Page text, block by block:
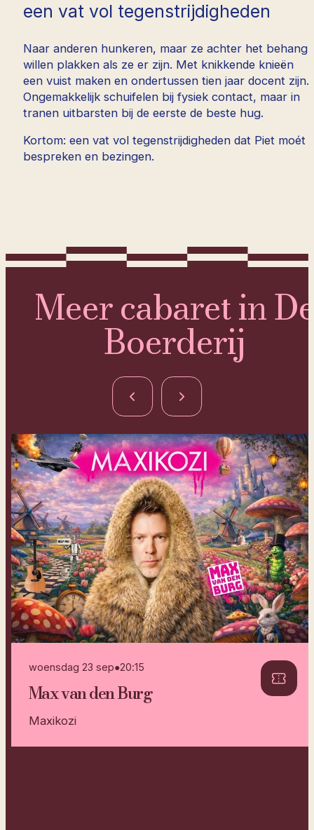
een vat vol tegenstrijdigheden
Naar anderen hunkeren, maar ze achter het behang
willen plakken als ze er zijn. Met knikkende knieën
een vuist maken en ondertussen tien jaar docent zijn.
Ongemakkelijk schuifelen bij fysiek contact, maar in
tranen uitbarsten bij de eerste de beste hug.
Kortom: een vat vol tegenstrijdigheden dat Piet moét
bespreken en bezingen.
Meer cabaret in De
Boerderij
woensdag 23 sep●20:15
Max van den Burg
Maxikozi